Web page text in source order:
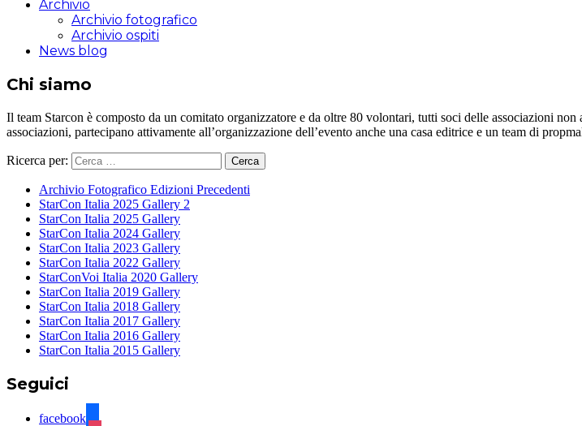
Archivio
Archivio fotografico
Archivio ospiti
News blog
Chi siamo
Il team Starcon è composto da un comitato organizzatore e da oltre 80 volontari, tutti soci delle associazioni
associazioni, partecipano attivamente all’organizzazione dell’evento anche una casa editrice e un team di
Ricerca per:
Archivio Fotografico Edizioni Precedenti
StarCon Italia 2025 Gallery 2
StarCon Italia 2025 Gallery
StarCon Italia 2024 Gallery
StarCon Italia 2023 Gallery
StarCon Italia 2022 Gallery
StarConVoi Italia 2020 Gallery
StarCon Italia 2019 Gallery
StarCon Italia 2018 Gallery
StarCon Italia 2017 Gallery
StarCon Italia 2016 Gallery
StarCon Italia 2015 Gallery
Seguici
facebook